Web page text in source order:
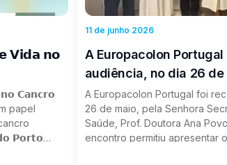
𝗩𝗶𝗱𝗮 𝗻𝗼
𝗖𝗮𝗻𝗰𝗿𝗼
papel
𝗣𝗼𝗿𝘁𝗼
11 de junho 2026
A Europacolon
audiência, no dia 26 de
Secretária de Estado
Doutora Ana Povo.
A Europacolon Portugal foi
26 de maio, pela Senhora
Saúde, Prof. Doutora Ana
encontro permitiu apresentar